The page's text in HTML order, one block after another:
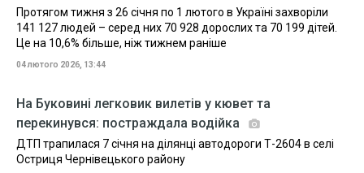
Протягом тижня з 26 січня по 1 лютого в Україні захворіли
141 127 людей – серед них 70 928 дорослих та 70 199 дітей.
Це на 10,6% більше, ніж тижнем раніше
04 лютого 2026, 13:44
На Буковині легковик вилетів у кювет та
перекинувся: постраждала водійка
ДТП трапилася 7 січня на ділянці автодороги Т-2604 в селі
Остриця Чернівецького району